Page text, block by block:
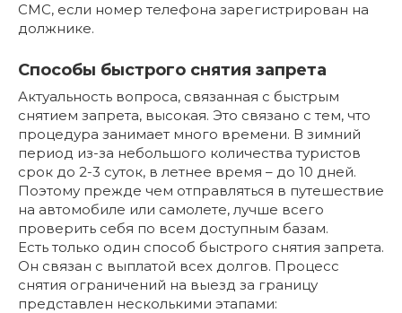
СМС, если номер телефона зарегистрирован на
должнике.
Способы быстрого снятия запрета
Актуальность вопроса, связанная с быстрым
снятием запрета, высокая. Это связано с тем, что
процедура занимает много времени. В зимний
период из-за небольшого количества туристов
срок до 2-3 суток, в летнее время – до 10 дней.
Поэтому прежде чем отправляться в путешествие
на автомобиле или самолете, лучше всего
проверить себя по всем доступным базам.
Есть только один способ быстрого снятия запрета.
Он связан с выплатой всех долгов. Процесс
снятия ограничений на выезд за границу
представлен несколькими этапами: